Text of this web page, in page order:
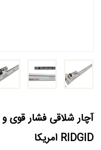
آچار شلاقی فشار قوی و
RIDGID امریکا